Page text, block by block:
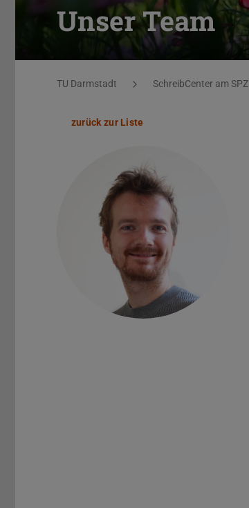
Unser Team
Sie befinden sich hier:
TU Darmstadt SchreibCenter am SPZ
zurück zur Liste